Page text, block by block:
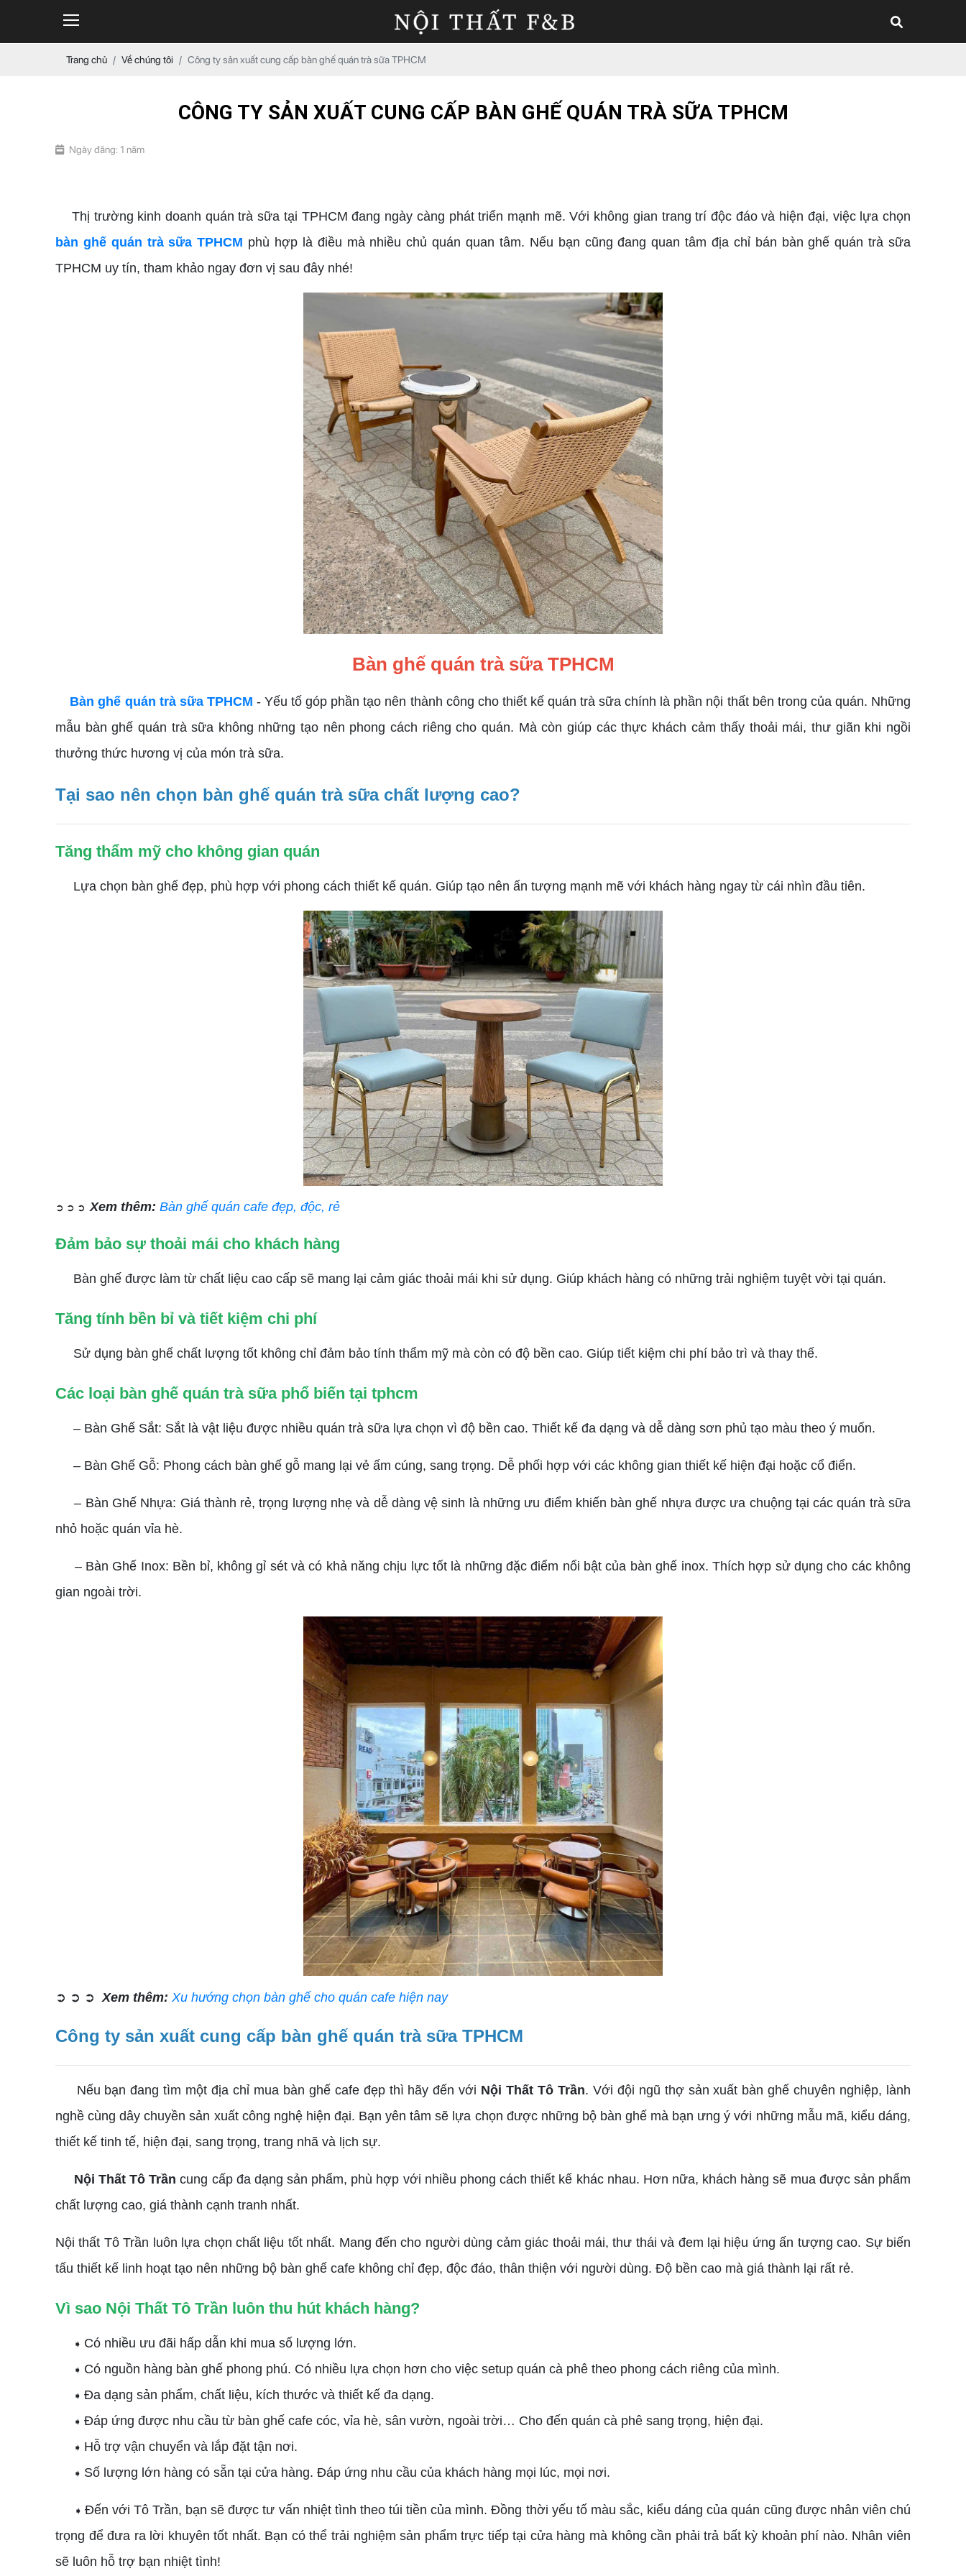
Trang chủ Về chúng tôi Công ty sản xuất cung cấp bàn ghế quán trà sữa TPHCM
CÔNG TY SẢN XUẤT CUNG CẤP BÀN GHẾ QUÁN TRÀ SỮA TPHCM
Ngày đăng: 1 năm
Thị trường kinh doanh quán trà sữa tại TPHCM đang ngày càng phát triển mạnh mẽ. Với không gian trang trí độc đáo và hiện đại, việc lựa chọn
bàn ghế quán trà sữa TPHCM phù hợp là điều mà nhiều chủ quán quan tâm. Nếu bạn cũng đang quan tâm địa chỉ bán bàn ghế quán trà sữa
TPHCM uy tín, tham khảo ngay đơn vị sau đây nhé!
Bàn ghế quán trà sữa TPHCM
Bàn ghế quán trà sữa TPHCM - Yếu tố góp phần tạo nên thành công cho thiết kế quán trà sữa chính là phần nội thất bên trong của quán. Những
mẫu bàn ghế quán trà sữa không những tạo nên phong cách riêng cho quán. Mà còn giúp các thực khách cảm thấy thoải mái, thư giãn khi ngồi
thưởng thức hương vị của món trà sữa.
Tại sao nên chọn bàn ghế quán trà sữa chất lượng cao?
Tăng thẩm mỹ cho không gian quán
Lựa chọn bàn ghế đẹp, phù hợp với phong cách thiết kế quán. Giúp tạo nên ấn tượng mạnh mẽ với khách hàng ngay từ cái nhìn đầu tiên.
➲ ➲ ➲ Xem thêm: Bàn ghế quán cafe đẹp, độc, rẻ
Đảm bảo sự thoải mái cho khách hàng
Bàn ghế được làm từ chất liệu cao cấp sẽ mang lại cảm giác thoải mái khi sử dụng. Giúp khách hàng có những trải nghiệm tuyệt vời tại quán.
Tăng tính bền bỉ và tiết kiệm chi phí
Sử dụng bàn ghế chất lượng tốt không chỉ đảm bảo tính thẩm mỹ mà còn có độ bền cao. Giúp tiết kiệm chi phí bảo trì và thay thế.
Các loại bàn ghế quán trà sữa phổ biến tại tphcm
– Bàn Ghế Sắt: Sắt là vật liệu được nhiều quán trà sữa lựa chọn vì độ bền cao. Thiết kế đa dạng và dễ dàng sơn phủ tạo màu theo ý muốn.
– Bàn Ghế Gỗ: Phong cách bàn ghế gỗ mang lại vẻ ấm cúng, sang trọng. Dễ phối hợp với các không gian thiết kế hiện đại hoặc cổ điển.
– Bàn Ghế Nhựa: Giá thành rẻ, trọng lượng nhẹ và dễ dàng vệ sinh là những ưu điểm khiến bàn ghế nhựa được ưa chuộng tại các quán trà sữa
nhỏ hoặc quán vỉa hè.
– Bàn Ghế Inox: Bền bỉ, không gỉ sét và có khả năng chịu lực tốt là những đặc điểm nổi bật của bàn ghế inox. Thích hợp sử dụng cho các không
gian ngoài trời.
➲ ➲ ➲Xem thêm: Xu hướng chọn bàn ghế cho quán cafe hiện nay
Công ty sản xuất cung cấp bàn ghế quán trà sữa TPHCM
Nếu bạn đang tìm một địa chỉ mua bàn ghế cafe đẹp thì hãy đến với Nội Thất Tô Trần. Với đội ngũ thợ sản xuất bàn ghế chuyên nghiệp, lành
nghề cùng dây chuyền sản xuất công nghệ hiện đại. Bạn yên tâm sẽ lựa chọn được những bộ bàn ghế mà bạn ưng ý với những mẫu mã, kiểu dáng,
thiết kế tinh tế, hiện đại, sang trọng, trang nhã và lịch sự.
Nội Thất Tô Trần cung cấp đa dạng sản phẩm, phù hợp với nhiều phong cách thiết kế khác nhau. Hơn nữa, khách hàng sẽ mua được sản phẩm
chất lượng cao, giá thành cạnh tranh nhất.
Nội thất Tô Trần luôn lựa chọn chất liệu tốt nhất. Mang đến cho người dùng cảm giác thoải mái, thư thái và đem lại hiệu ứng ấn tượng cao. Sự biến
tấu thiết kế linh hoạt tạo nên những bộ bàn ghế cafe không chỉ đẹp, độc đáo, thân thiện với người dùng. Độ bền cao mà giá thành lại rất rẻ.
Vì sao Nội Thất Tô Trần luôn thu hút khách hàng?
➧ Có nhiều ưu đãi hấp dẫn khi mua số lượng lớn.
➧ Có nguồn hàng bàn ghế phong phú. Có nhiều lựa chọn hơn cho việc setup quán cà phê theo phong cách riêng của mình.
➧ Đa dạng sản phẩm, chất liệu, kích thước và thiết kế đa dạng.
➧ Đáp ứng được nhu cầu từ bàn ghế cafe cóc, vỉa hè, sân vườn, ngoài trời… Cho đến quán cà phê sang trọng, hiện đại.
➧ Hỗ trợ vận chuyển và lắp đặt tận nơi.
➧ Số lượng lớn hàng có sẵn tại cửa hàng. Đáp ứng nhu cầu của khách hàng mọi lúc, mọi nơi.
➧ Đến với Tô Trần, bạn sẽ được tư vấn nhiệt tình theo túi tiền của mình. Đồng thời yếu tố màu sắc, kiểu dáng của quán cũng được nhân viên chú
trọng để đưa ra lời khuyên tốt nhất. Bạn có thể trải nghiệm sản phẩm trực tiếp tại cửa hàng mà không cần phải trả bất kỳ khoản phí nào. Nhân viên
sẽ luôn hỗ trợ bạn nhiệt tình!